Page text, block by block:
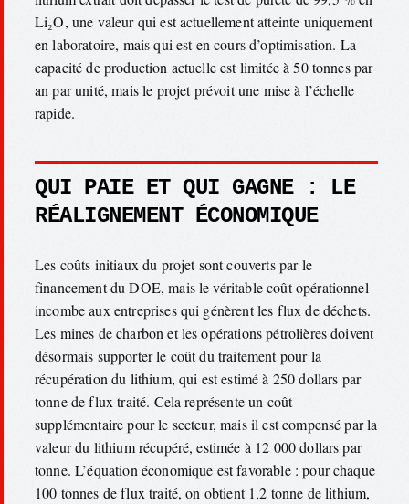
Li₂O, une valeur qui est actuellement atteinte uniquement
en laboratoire, mais qui est en cours d’optimisation. La
capacité de production actuelle est limitée à 50 tonnes par
an par unité, mais le projet prévoit une mise à l’échelle
rapide.
QUI PAIE ET QUI GAGNE : LE
RÉALIGNEMENT ÉCONOMIQUE
Les coûts initiaux du projet sont couverts par le
financement du DOE, mais le véritable coût opérationnel
incombe aux entreprises qui génèrent les flux de déchets.
Les mines de charbon et les opérations pétrolières doivent
désormais supporter le coût du traitement pour la
récupération du lithium, qui est estimé à 250 dollars par
tonne de flux traité. Cela représente un coût
supplémentaire pour le secteur, mais il est compensé par la
valeur du lithium récupéré, estimée à 12 000 dollars par
tonne. L’équation économique est favorable : pour chaque
100 tonnes de flux traité, on obtient 1,2 tonne de lithium,